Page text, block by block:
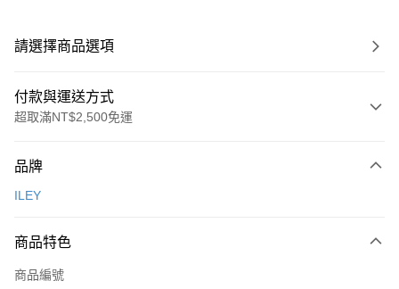
請選擇商品選項
付款與運送方式
超取滿NT$2,500免運
信用卡一次付款
3 期 0 利率 每期
合作金庫商業銀行
超商取貨付款
品牌
ILEY
商品特色
商品編號